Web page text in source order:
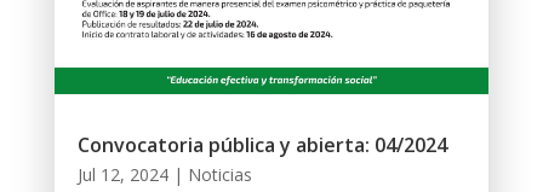
Convocatoria pública y abierta: 04/2024
Jul 12, 2024| Noticias